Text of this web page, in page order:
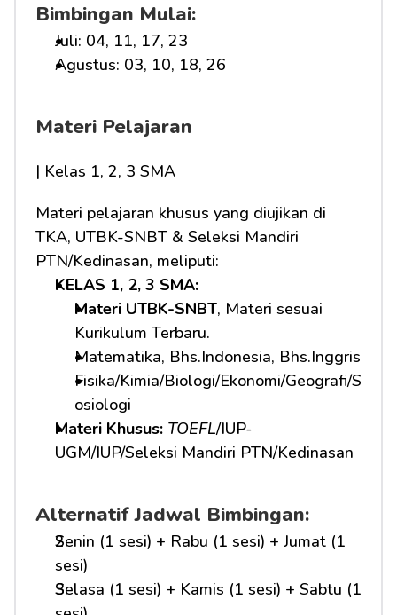
Bimbingan Mulai:
Juli: 04, 11, 17, 23
Agustus: 03, 10, 18, 26
Materi Pelajaran
| Kelas 1, 2, 3 SMA
Materi pelajaran khusus yang diujikan di
TKA, UTBK-SNBT & Seleksi Mandiri
PTN/Kedinasan, meliputi:
KELAS 1, 2, 3 SMA:
Materi UTBK-SNBT, Materi sesuai
Kurikulum Terbaru.
Matematika, Bhs.Indonesia, Bhs.Inggris
Fisika/Kimia/Biologi/Ekonomi/Geografi/S
osiologi
Materi Khusus: TOEFL/IUP-
UGM/IUP/Seleksi Mandiri PTN/Kedinasan
Alternatif Jadwal Bimbingan:
Senin (1 sesi) + Rabu (1 sesi) + Jumat (1
sesi)
Selasa (1 sesi) + Kamis (1 sesi) + Sabtu (1